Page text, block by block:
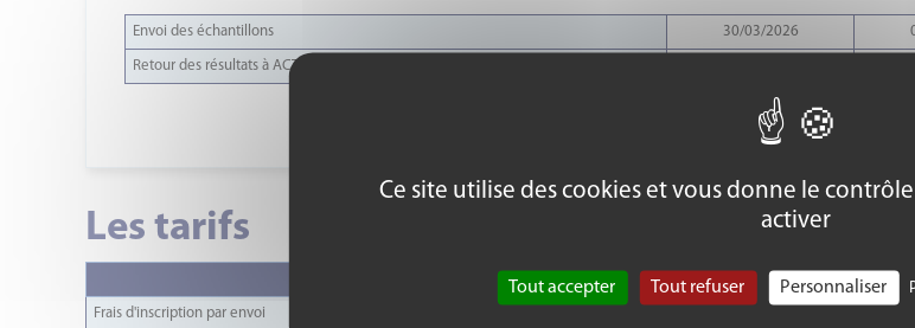
Ce site utilise des cookies et vous donne le
activer
Tout accepter Tout refuser Personnaliser
Envoi des échantillons 30/03/2026
Retour des résultats à ACTALIA Cecalait
Les tarifs
COTISANTS H.T.
Frais d'inscription par envoi